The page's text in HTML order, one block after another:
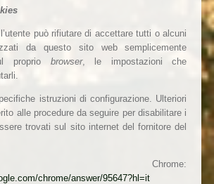
può rifiutare di accettare tutti o alcuni
da questo sito web semplicemente
proprio browser, le impostazioni che
istruzioni di configurazione. Ulteriori
alle procedure da seguire per disabilitare i
trovati sul sito internet del fornitore del
Chrome:
chrome/answer/95647?hl=it